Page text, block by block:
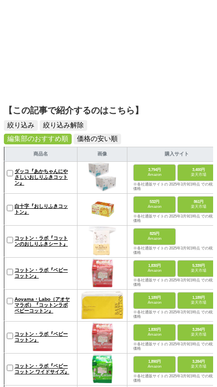
【この記事で紹介するのはこちら】
絞り込み
絞り込み解除
編集部のおすすめ順
価格の安い順
商品名 画像 購入サイト
ダッコ『あかちゃんにや
さしいおしりふきコット
ン』
3,794円
Amazon
3,400円
楽天市場
※各社通販サイトの 2025年3月9日時点 での税込
価格
白十字『おしりふきコッ
トン』
532円
Amazon
861円
楽天市場
※各社通販サイトの 2025年3月9日時点 での税込
価格
コットン・ラボ『コット
ンのおしりふきシート』
825円
Amazon
※各社通販サイトの 2025年3月9日時点 での税込
価格
コットン・ラボ『ベビー
コットン』
1,830円
Amazon
5,339円
楽天市場
※各社通販サイトの 2025年3月9日時点 での税込
価格
Aoyama・Labo（アオヤ
マラボ）『コットンラボ
ベビーコットン』
1,189円
Amazon
1,189円
楽天市場
※各社通販サイトの 2025年3月9日時点 での税込
価格
コットン・ラボ『ベビー
コットン』
1,830円
Amazon
3,284円
楽天市場
※各社通販サイトの 2025年3月9日時点 での税込
価格
コットン・ラボ『ベビー
コットン ワイドサイズ』
1,890円
Amazon
3,284円
楽天市場
※各社通販サイトの 2025年3月9日時点 での税込
価格